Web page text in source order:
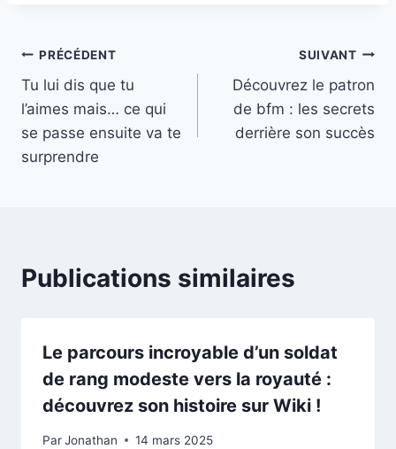
Navigation
de
l’article
PRÉCÉDENT
Tu lui dis que tu
l’aimes mais… ce qui
se passe ensuite va te
surprendre
SUIVANT
Découvrez le patron
de bfm : les secrets
derrière son succès
Publications similaires
Le parcours incroyable d’un soldat
de rang modeste vers la royauté :
découvrez son histoire sur Wiki !
ParJonathan 14 mars 2025